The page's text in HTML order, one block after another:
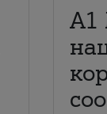
A1